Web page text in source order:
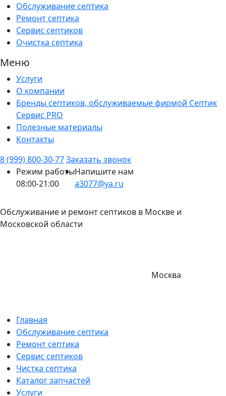
Обслуживание септика
Ремонт септика
Сервис септиков
Очистка септика
Меню
Услуги
О компании
Бренды септиков, обслуживаемые фирмой Септик
Сервис PRO
Полезные материалы
Контакты
8 (999) 800-30-77Заказать звонок
Режим работы
08:00-21:00
Напишите нам
a3077@ya.ru
Обслуживание и ремонт септиков в Москве и
Московской области
Москва
Главная
Обслуживание септика
Ремонт септика
Сервис септиков
Чистка септика
Каталог запчастей
Услуги